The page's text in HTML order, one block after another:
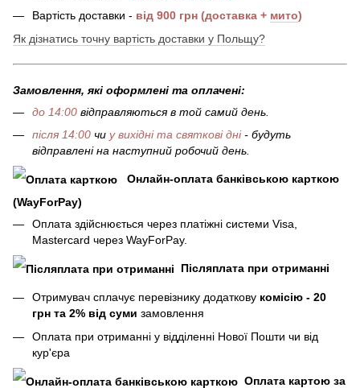
Вартість доставки - від 900 грн (доставка + мито)
Як дізнатись точну вартість доставки у Польщу?
Замовлення, які оформлені та оплачені:
до 14:00 відправляються в той самий день.
після 14:00 чи у вихідні та святкові дні- будуть
відправлені на наступний робочий день.
Онлайн-оплата банківською карткою
(WayForPay)
Оплата здійснюється через платіжні системи Visa,
Mastercard через WayForPay.
Післяплата при отриманні
Отримувач сплачує перевізнику додаткову комісію - 20
грн та 2% від суми замовлення
Оплата при отриманні у відділенні Нової Пошти чи від
кур'єра
Оплата картою за